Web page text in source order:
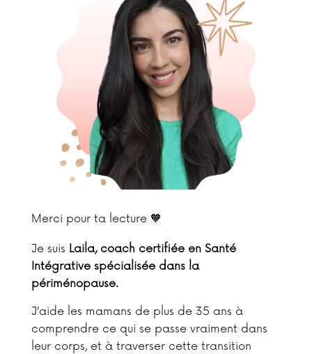
Merci pour ta lecture 🧡
Je suis Laila, coach certifiée en Santé
Intégrative spécialisée dans la
périménopause.
J’aide les mamans de plus de 35 ans à
comprendre ce qui se passe vraiment dans
leur corps, et à traverser cette transition